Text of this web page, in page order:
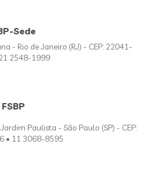
Sede
- Rio de Janeiro (RJ) - CEP: 22041-
2548-1999
FSBP
Paulista - São Paulo (SP) - CEP:
• 11 3068-8595